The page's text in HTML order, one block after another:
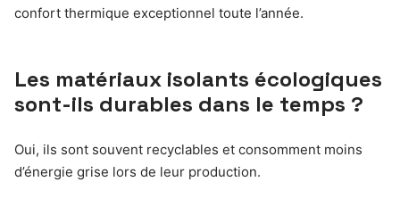
confort thermique exceptionnel toute l’année.
Les matériaux isolants écologiques
sont-ils durables dans le temps ?
Oui, ils sont souvent recyclables et consomment moins
d’énergie grise lors de leur production.